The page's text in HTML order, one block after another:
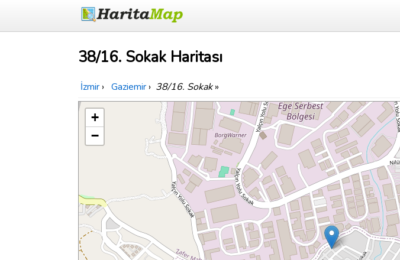
38/16. Sokak Haritası
İzmir › Gaziemir › 38/16. Sokak»
+
−